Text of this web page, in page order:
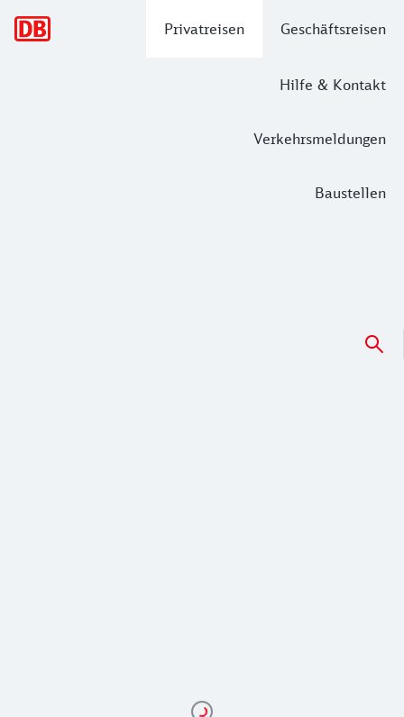
Privatreisen Geschäftsreisen
Hilfe & Kontakt
Verkehrsmeldungen
Baustellen